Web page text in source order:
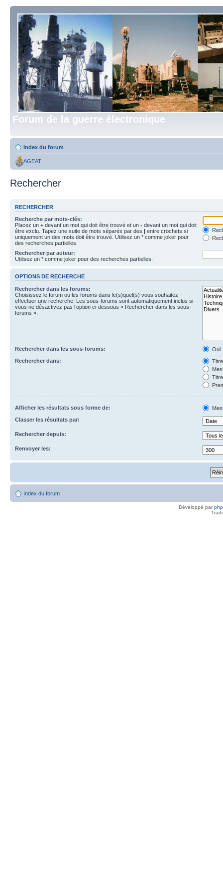
Forum de la guerre électronique
Index du forum
AGEAT
Rechercher
RECHERCHER
Recherche par mots-clés:
Placez un + devant un mot qui doit être trouvé et un - devant un mot qui doit
être exclu. Tapez une suite de mots séparés par des | entre crochets si
uniquement un des mots doit être trouvé. Utilisez un * comme joker pour
des recherches partielles.
Rechercher par auteur:
Utilisez un * comme joker pour des recherches partielles.
OPTIONS DE RECHERCHE
Rechercher dans les forums:
Choisissez le forum ou les forums dans le(s)quel(s) vous souhaitez
effectuer une recherche. Les sous-forums sont automatiquement inclus si
vous ne désactivez pas l’option ci-dessous « Rechercher dans les sous-
forums ».
Rechercher dans les sous-forums:
Oui
Rechercher dans:
Afficher les résultats sous forme de:
Classer les résultats par:
Rechercher depuis:
Renvoyer les:
Index du forum
Développé par